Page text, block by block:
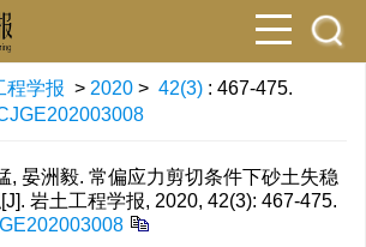
程学报 > 2020 > 42(3) : 467-475.
, 晏洲毅. 常偏应力剪切条件下砂土失稳
岩土工程学报, 2020, 42(3): 467-475.